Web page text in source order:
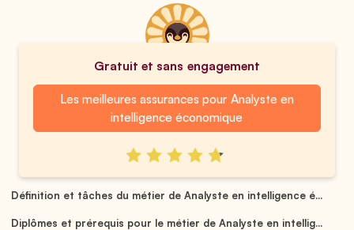
Gratuit et sans engagement
Les meilleures assurances pour Analyste en
intelligence économique
Définition et tâches du métier de Analyste en intelligence é...
Diplômes et prérequis pour le métier de Analyste en intellig...